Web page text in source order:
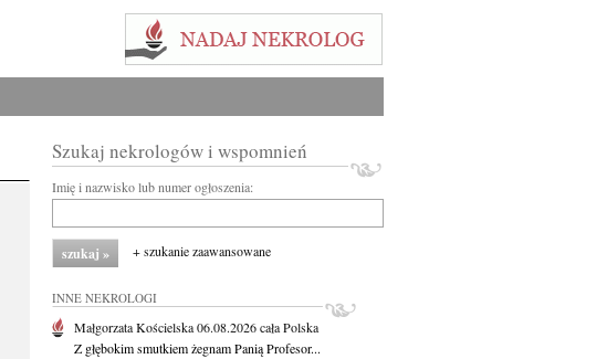
Szukaj nekrologów i wspomnień
Imię i nazwisko lub numer ogłoszenia:
+ szukanie zaawansowane
INNE NEKROLOGI
Małgorzata Kościelska06.08.2026cała Polska
Z głębokim smutkiem żegnam Panią Profesor...